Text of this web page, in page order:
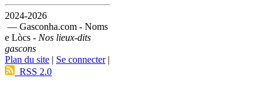
2024-2026
— Gasconha.com - Noms
e Lòcs - Nos lieux-dits
gascons
Plan du site | Se connecter|
RSS 2.0